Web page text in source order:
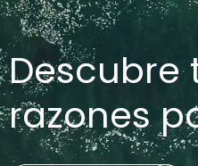
Descubre
razones